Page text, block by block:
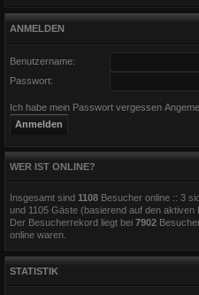
ANMELDEN
Benutzername:
Passwort:
Ich habe mein Passwort vergessen
WER IST ONLINE?
Insgesamt sind 1108 Besucher online :: 3
und 1105 Gäste (basierend auf den
Der Besucherrekord liegt bei 7902
online waren.
STATISTIK